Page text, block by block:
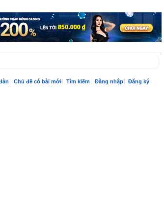
Chủ đề có bài mới Tìm kiếm Đăng nhập Đăng ký